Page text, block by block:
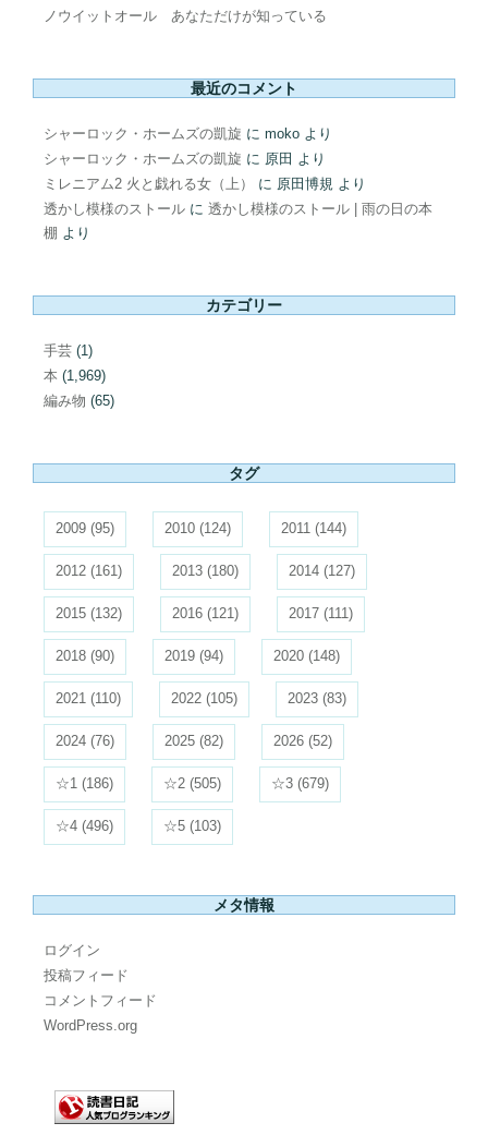
ノウイットオール あなただけが知っている
最近のコメント
シャーロック・ホームズの凱旋 に moko より
シャーロック・ホームズの凱旋 に 原田 より
ミレニアム2 火と戯れる女（上）
に 原田博規 より
透かし模様のストール に 透かし模様のストール | 雨の日の本
棚 より
カテゴリー
手芸 (1)
本 (1,969)
編み物 (65)
タグ
2009 (95) 2010 (124) 2011 (144)
2012 (161) 2013 (180) 2014 (127)
2015 (132) 2016 (121) 2017 (111)
2018 (90) 2019 (94) 2020 (148)
2021 (110) 2022 (105) 2023 (83)
2024 (76) 2025 (82) 2026 (52)
☆1 (186) ☆2 (505) ☆3 (679)
☆4 (496) ☆5 (103)
メタ情報
ログイン
投稿フィード
コメントフィード
WordPress.org